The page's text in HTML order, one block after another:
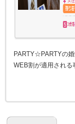
PARTY☆PARTYの
WEB割が適用される